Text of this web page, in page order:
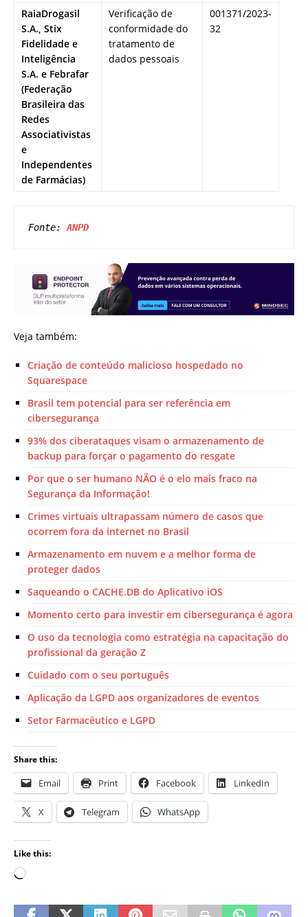
RaiaDrogasil
S.A., Stix
Fidelidade e
Inteligência
S.A. e Febrafar
(Federação
Brasileira das
Redes
Associativistas
e
Independentes
de Farmácias)
Verificação de
conformidade do
tratamento de
dados pessoais
001371/2023-
32
Fonte: ANPD
Veja também:
Criação de conteúdo malicioso hospedado no
Squarespace
Brasil tem potencial para ser referência em
cibersegurança
93% dos ciberataques visam o armazenamento de
backup para forçar o pagamento do resgate
Por que o ser humano NÃO é o elo mais fraco na
Segurança da Informação!
Crimes virtuais ultrapassam número de casos que
ocorrem fora da internet no Brasil
Armazenamento em nuvem e a melhor forma de
proteger dados
Saqueando o CACHE.DB do Aplicativo iOS
Momento certo para investir em cibersegurança é agora
O uso da tecnologia como estratégia na capacitação do
profissional da geração Z
Cuidado com o seu português
Aplicação da LGPD aos organizadores de eventos
Setor Farmacêutico e LGPD
Share this:
Email Print Facebook LinkedIn
X Telegram WhatsApp
Like this: